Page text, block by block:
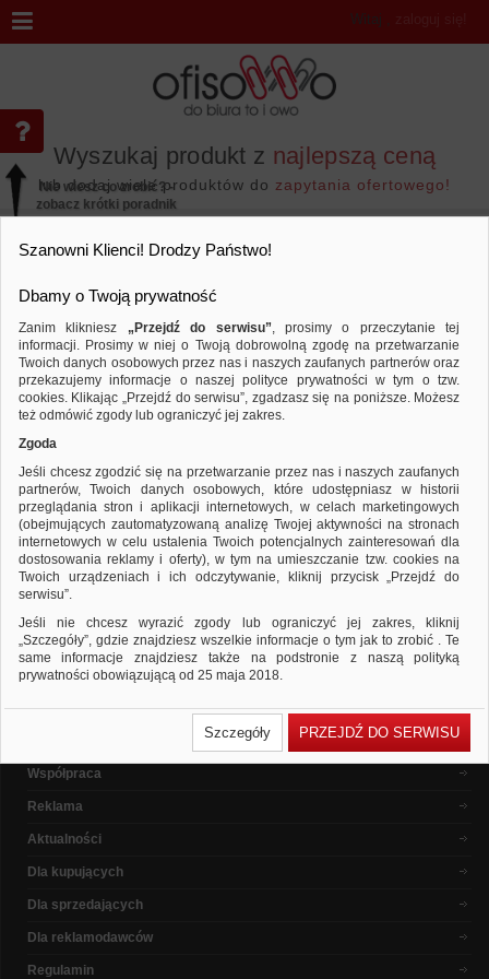
Wyszukaj produkt z najlepszą ceną
lub dodaj wiele produktów do zapytania ofertowego!
Witaj ,
Wyniki wyszukiwania
PODPOWIEDZI
Zmień kryteria wyszukiwania zaznaczając inne filtry i wyszukaj
ponownie
Sprawdź, czy wszystkie słowa zostały poprawnie napisane.
Spróbuj użyć innych słów kluczowych.
Popularne marki
O nas
Współpraca
Reklama
Aktualności
Dla kupujących
Dla sprzedających
Dla reklamodawców
Regulamin
Nie wiesz co zrobić? -
zobacz krótki poradnik
Szanowni Klienci! Drodzy Państwo!
Dbamy o Twoją prywatność
Zanim klikniesz „Przejdź do serwisu”, prosimy o przeczytanie tej
informacji. Prosimy w niej o Twoją dobrowolną zgodę na przetwarzanie
Twoich danych osobowych przez nas i naszych zaufanych partnerów oraz
przekazujemy informacje o naszej polityce prywatności w tym o tzw.
cookies. Klikając „Przejdź do serwisu”, zgadzasz się na poniższe. Możesz
też odmówić zgody lub ograniczyć jej zakres.
Zgoda
Jeśli chcesz zgodzić się na przetwarzanie przez nas i naszych zaufanych
partnerów, Twoich danych osobowych, które udostępniasz w historii
przeglądania stron i aplikacji internetowych, w celach marketingowych
(obejmujących zautomatyzowaną analizę Twojej aktywności na stronach
internetowych w celu ustalenia Twoich potencjalnych zainteresowań dla
dostosowania reklamy i oferty), w tym na umieszczanie tzw. cookies na
Twoich urządzeniach i ich odczytywanie, kliknij przycisk „Przejdź do
serwisu”.
Jeśli nie chcesz wyrazić zgody lub ograniczyć jej zakres, kliknij
„Szczegóły”, gdzie znajdziesz wszelkie informacje o tym jak to zrobić . Te
same informacje znajdziesz także na podstronie z naszą polityką
prywatności obowiązującą od 25 maja 2018.
wcześniejsza zgoda której udzieliliście podczas zakładania konta. Każda
Państwa zgoda jest dobrowolna i można ją w dowolnym momencie
Polityka prywatności (rozwiń)
Klauzula Informacyjna (rozwiń)
Lista Zaufanych Partnerów (rozwiń)
Szczegóły PRZEJDŹ DO SERWISU